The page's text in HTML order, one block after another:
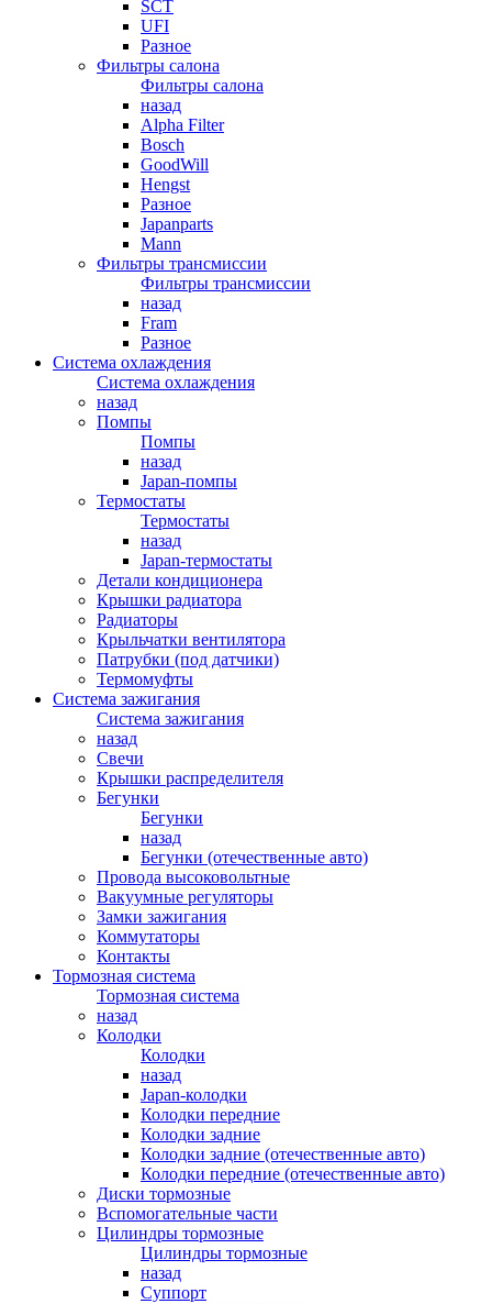
SCT
UFI
Разное
Фильтры салона
Фильтры салона
назад
Alpha Filter
Bosch
GoodWill
Hengst
Разное
Japanparts
Mann
Фильтры трансмиссии
Фильтры трансмиссии
назад
Fram
Разное
Система охлаждения
Система охлаждения
назад
Помпы
Помпы
назад
Japan-помпы
Термостаты
Термостаты
назад
Japan-термостаты
Детали кондиционера
Крышки радиатора
Радиаторы
Крыльчатки вентилятора
Патрубки (под датчики)
Термомуфты
Система зажигания
Система зажигания
назад
Свечи
Крышки распределителя
Бегунки
Бегунки
назад
Бегунки (отечественные авто)
Провода высоковольтные
Вакуумные регуляторы
Замки зажигания
Коммутаторы
Контакты
Тормозная система
Тормозная система
назад
Колодки
Колодки
назад
Japan-колодки
Колодки передние
Колодки задние
Колодки задние (отечественные авто)
Колодки передние (отечественные авто)
Диски тормозные
Вспомогательные части
Цилиндры тормозные
Цилиндры тормозные
назад
Суппорт